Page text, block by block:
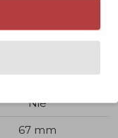
f 1,8
Nie
67 mm